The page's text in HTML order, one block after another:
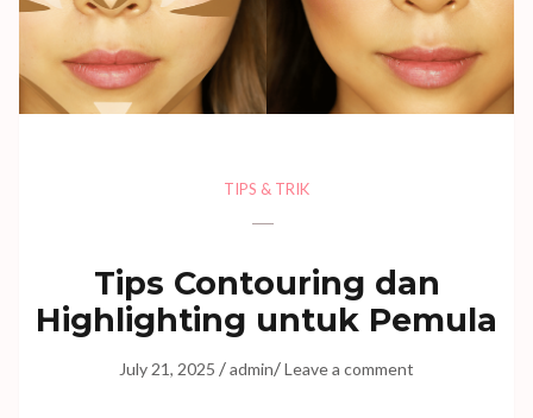
TIPS & TRIK
Tips Contouring dan
Highlighting untuk Pemula
July 21, 2025 /admin/Leave a comment